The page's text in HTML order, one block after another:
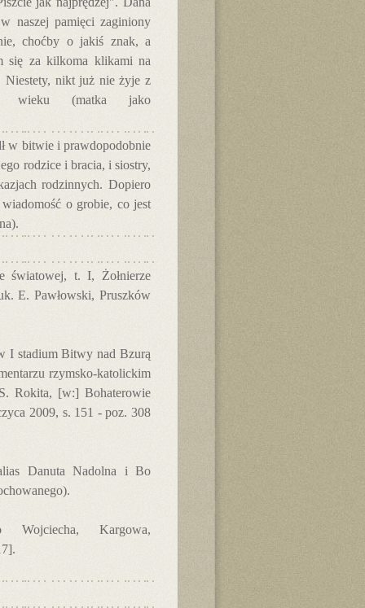
naszej pamięci zaginiony
choćby o jakiś znak, a
się za kilkoma klikami na
Niestety, nikt już nie żyje z
wieku (matka jako
w bitwie i prawdopodobnie
rodzice i bracia, i siostry,
rodzinnych. Dopiero
o grobie, co jest
światowej, t. I, Żołnierze
E. Pawłowski, Pruszków
I stadium Bitwy nad Bzurą
rzymsko-katolickim
Rokita, [w:] Bohaterowie
2009, s. 151 - poz. 308
Danuta Nadolna i Bo
Kargowa,